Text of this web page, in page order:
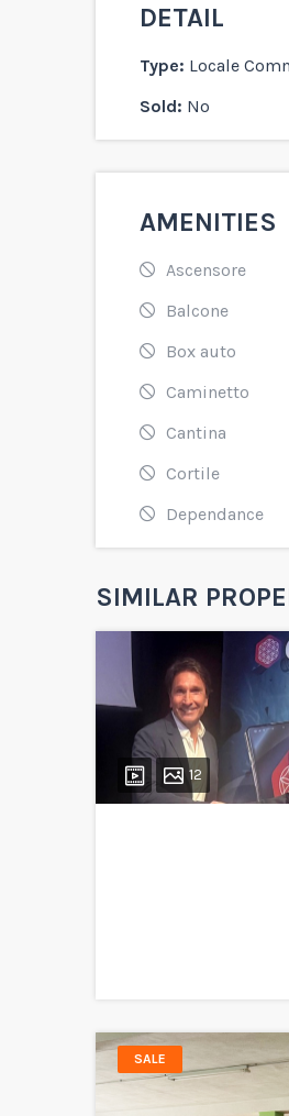
DETAIL
Type: Locale
Sold: No
AMENITIES
Ascensore
Balcone
Box auto
Caminetto
Cantina
Cortile
Dependance
SIMILAR
12
SALE